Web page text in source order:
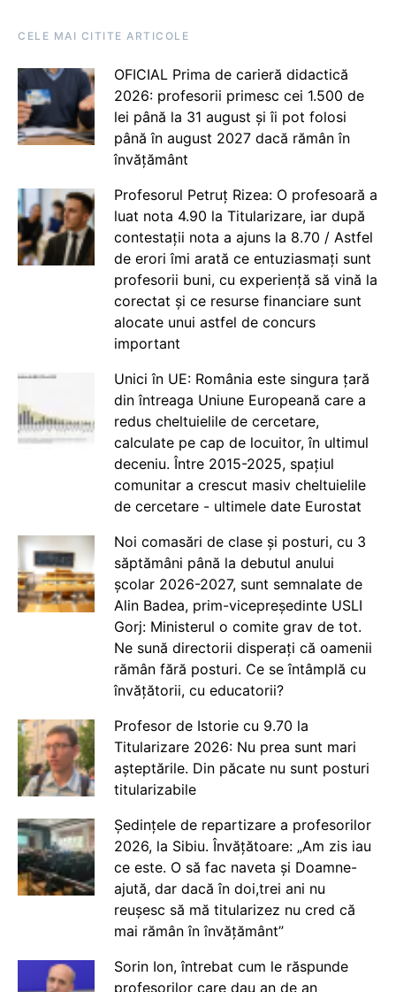
CELE MAI CITITE ARTICOLE
OFICIAL Prima de carieră didactică
2026: profesorii primesc cei 1.500 de
lei până la 31 august și îi pot folosi
până în august 2027 dacă rămân în
învățământ
Profesorul Petruț Rizea: O profesoară a
luat nota 4.90 la Titularizare, iar după
contestații nota a ajuns la 8.70 / Astfel
de erori îmi arată ce entuziasmați sunt
profesorii buni, cu experiență să vină la
corectat și ce resurse financiare sunt
alocate unui astfel de concurs
important
Unici în UE: România este singura țară
din întreaga Uniune Europeană care a
redus cheltuielile de cercetare,
calculate pe cap de locuitor, în ultimul
deceniu. Între 2015-2025, spațiul
comunitar a crescut masiv cheltuielile
de cercetare - ultimele date Eurostat
Noi comasări de clase și posturi, cu 3
săptămâni până la debutul anului
școlar 2026-2027, sunt semnalate de
Alin Badea, prim-vicepreședinte USLI
Gorj: Ministerul o comite grav de tot.
Ne sună directorii disperați că oamenii
rămân fără posturi. Ce se întâmplă cu
învățătorii, cu educatorii?
Profesor de Istorie cu 9.70 la
Titularizare 2026: Nu prea sunt mari
așteptările. Din păcate nu sunt posturi
titularizabile
Ședințele de repartizare a profesorilor
2026, la Sibiu. Învățătoare: „Am zis iau
ce este. O să fac naveta și Doamne-
ajută, dar dacă în doi,trei ani nu
reușesc să mă titularizez nu cred că
mai rămân în învățământ”
Sorin Ion, întrebat cum le răspunde
profesorilor care dau an de an